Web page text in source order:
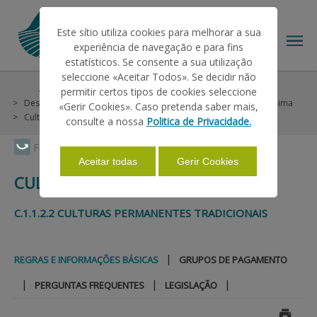
Faça Swipe para ver o menu
O IFAP
AJUDAS/APOIOS
INFORMAÇÕES
Ajudas/Apoios
Ajudas no Pedido Único
Desenvolvimento Rural
Continente
Agroambientais e Clima
Culturas Permanentes
Regras e Informações Básicas
CULTURAS PERMANENTES
C.1.1.2.2 CULTURAS PERMANENTES TRADICIONAIS
REGRAS E INFORMAÇÕES BÁSICAS | GRUPOS DE PAGAMENTO
| PERGUNTAS FREQUENTES | LEGISLAÇÃO |
Este sítio utiliza cookies para melhorar a sua
experiência de navegação e para fins
estatísticos. Se consente a sua utilização
seleccione «Aceitar Todos». Se decidir não
permitir certos tipos de cookies seleccione
«Gerir Cookies». Caso pretenda saber mais,
consulte a nossa Politica de Privacidade.
Aceitar todas Gerir Cookies